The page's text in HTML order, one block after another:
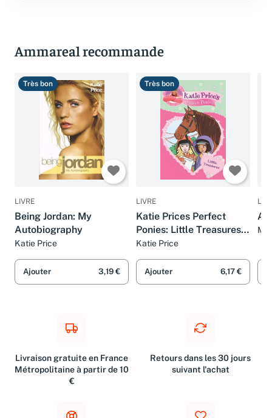
Ammareal recommande
Très bon
LIVRE
Being Jordan: My
Autobiography
Katie Price
Ajouter 3,19 €
Très bon
LIVRE
Katie Prices Perfect
Ponies: Little Treasures
Bk 2
Katie Price
Ajouter 6,17 €
Livraison gratuite en France
Métropolitaine à partir de 10
€
Retours dans les 30 jours
suivant l'achat